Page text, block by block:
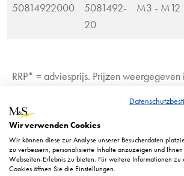
50814922000
5081492-
20
M3 - M12
RRP* = adviesprijs. Prijzen weergegeven
Afbeelding vergelijkbaar. Technische wijzigingen
Wir verwenden Cookies
Wir können diese zur Analyse unserer Besucherdaten
zu verbessern, personalisierte Inhalte anzuzeigen und
Webseiten-Erlebnis zu bieten. Für weitere Informationen zu
Cookies öffnen Sie die Einstellungen.